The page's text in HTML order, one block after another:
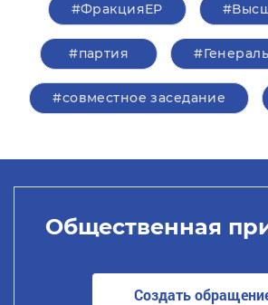
#ФракцияЕР
#партия
#совместное заседание
Общественная
Создать